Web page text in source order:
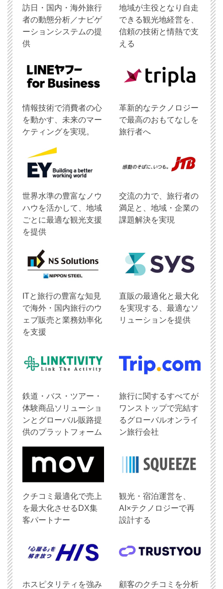
訪日・国内・海外旅行
者の動態分析／ナビゲ
ーションシステムの提
供
地域が主役となり自走
できる観光地経営を、
信頼の技術と情熱で支
える
情報技術で消費者の心
を動かす、未来のマー
ケティングを実現。
革新的なテクノロジー
で最高のおもてなしを
旅行者へ
世界水準の豊富なノウ
ハウを活かして、地域
ごとに最適な観光支援
を提供
交流の力で、旅行者の
満足と、地域・企業の
課題解決を実現
ITと旅行の豊富な知見
で海外・国内旅行のウ
ェブ販売と業務効率化
を支援
直販の最適化と最大化
を実現する、最適なソ
リューションを提供
鉄道・バス・ツアー・
体験商品ソリューショ
ンとグローバル販路提
供のプラットフォーム
旅行に関するすべてが
ワンストップで完結す
るグローバルオンライ
ン旅行会社
クチコミ最適化で売上
を最大化させるDX集
客パートナー
観光・宿泊運営を、
AI×テクノロジーで再
設計する
ホスピタリティを強み
顧客のクチコミを分析